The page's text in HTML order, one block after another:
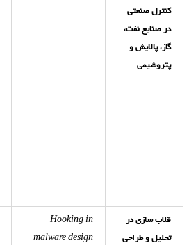
کنترل صنعتی
در صنایع نفت،
گاز، پالایش و
پتروشیمی
قلاب سازی در
تحلیل و طراحی
Hooking in
malware design